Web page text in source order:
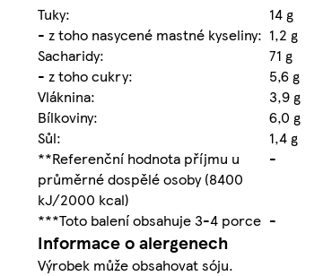
Tuky:
14 g
- z toho nasycené mastné kyseliny: 1,2 g
Sacharidy:
71 g
- z toho cukry:
5,6 g
Vláknina:
3,9 g
Bílkoviny:
6,0 g
Sůl:
1,4 g
**Referenční hodnota příjmu u
průměrné dospělé osoby (8400
kJ/2000 kcal)
-
***Toto balení obsahuje 3-4 porce -
Informace o alergenech
Výrobek může obsahovat sóju.